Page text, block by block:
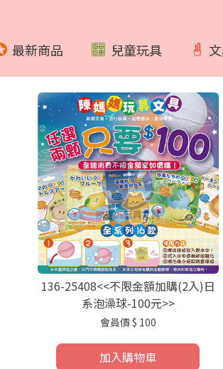
最新商品 兒童玩具
136-25408<<不限金額加購(2入)日
系泡澡球-100元>>
會員價 $ 100
加入購物車